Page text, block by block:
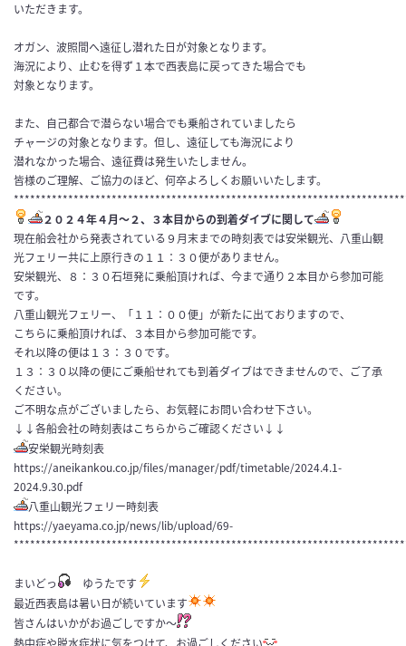
いただきます。
オガン、波照間へ遠征し潜れた日が対象となります。
海況により、止むを得ず１本で西表島に戻ってきた場合でも
対象となります。
また、自己都合で潜らない場合でも乗船されていましたら
チャージの対象となります。但し、遠征しても海況により
潜れなかった場合、遠征費は発生いたしません。
皆様のご理解、ご協力のほど、何卒よろしくお願いいたします。
２０２４年４月〜２、３本目からの到着ダイブに関して
現在船会社から発表されている９月末までの時刻表では安栄観光、八重山観
光フェリー共に上原行きの１１：３０便がありません。
安栄観光、８：３０石垣発に乗船頂ければ、今まで通り２本目から参加可能
です。
八重山観光フェリー、「１１：００便」が新たに出ておりますので、
こちらに乗船頂ければ、３本目から参加可能です。
それ以降の便は１３：３０です。
１３：３０以降の便にご乗船せれても到着ダイブはできませんので、ご了承
ください。
ご不明な点がございましたら、お気軽にお問い合わせ下さい。
↓↓各船会社の時刻表はこちらからご確認ください↓↓
安栄観光時刻表
https://aneikankou.co.jp/files/manager/pdf/timetable/2024.4.1-
2024.9.30.pdf
八重山観光フェリー時刻表
https://yaeyama.co.jp/news/lib/upload/69-
まいどっ
ゆうたです
最近西表島は暑い日が続いています
皆さんはいかがお過ごしですか〜